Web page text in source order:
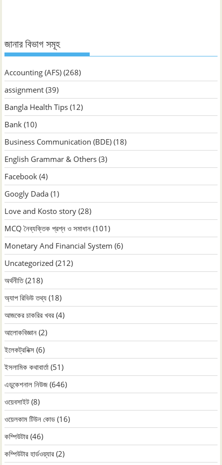
জানার বিভাগ সমূহ
Accounting (AFS) (268)
assignment (39)
Bangla Health Tips (12)
Bank (10)
Business Communication (BDE) (18)
English Grammar & Others (3)
Facebook (4)
Googly Dada (1)
Love and Kosto story (28)
MCQ নৈব্যক্তিক প্রশ্ন ও সমাধান (101)
Monetary And Financial System (6)
Uncategorized (212)
অর্থনীতি(218)
অ্যাপ রিভিউ তথ্য (18)
আজকের চাকরির খবর (4)
আলোকবিজ্ঞান (2)
ইলেকট্রনিক্স (6)
ইসলামিক কথাবার্তা (51)
এডুকেশনাল নিউজ (646)
ওয়েবসাইট (8)
ওয়েলকাম টিউন কোড (16)
কম্পিউটার (46)
কম্পিউটার হার্ডওয়্যার (2)